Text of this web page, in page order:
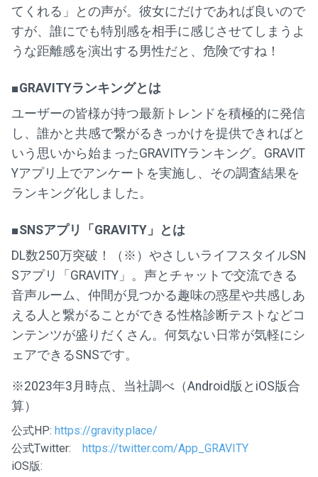
てくれる」との声が。彼女にだけであれば良いので
すが、誰にでも特別感を相手に感じさせてしまうよ
うな距離感を演出する男性だと、危険ですね！
■GRAVITYランキングとは
ユーザーの皆様が持つ最新トレンドを積極的に発信
し、誰かと共感で繋がるきっかけを提供できればと
いう思いから始まったGRAVITYランキング。GRAVIT
Yアプリ上でアンケートを実施し、その調査結果を
ランキング化しました。
■SNSアプリ「GRAVITY」とは
DL数250万突破！（※）やさしいライフスタイルSN
Sアプリ「GRAVITY」。声とチャットで交流できる
音声ルーム、仲間が見つかる趣味の惑星や共感しあ
える人と繋がることができる性格診断テストなどコ
ンテンツが盛りだくさん。何気ない日常が気軽にシ
ェアできるSNSです。
※2023年3月時点、当社調べ（Android版とiOS版合
算）
公式HP: https://gravity.place/
公式Twitter:
https://twitter.com/App_GRAVITY
iOS版: